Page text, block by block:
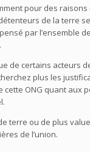
pour des
de la terre
par l’ensemble
de certains acteurs
plus les
cette ONG quant aux
terre ou de plus
de l’union.